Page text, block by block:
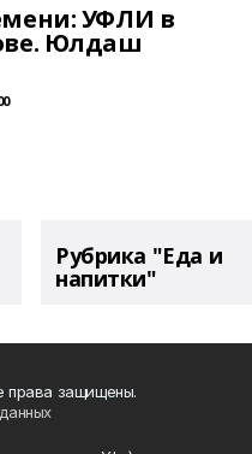
УФЛИ в
Юлдаш
Рубрика "Еда и
напитки"
права защищены.